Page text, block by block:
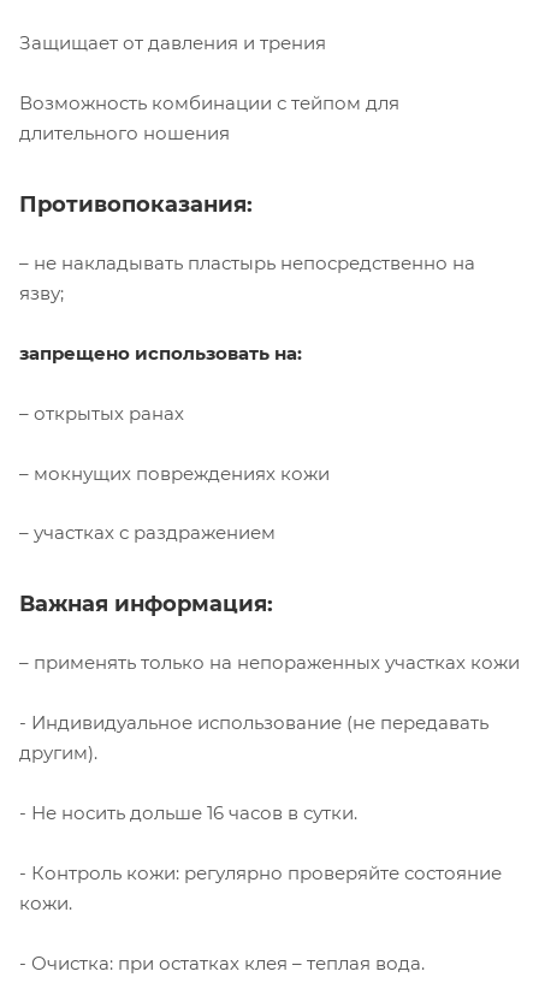
Защищает от давления и трения
Возможность комбинации с тейпом для
длительного ношения
Противопоказания:
– не накладывать пластырь непосредственно на
язву;
запрещено использовать на:
– открытых ранах
– мокнущих повреждениях кожи
– участках с раздражением
Важная информация:
– применять только на непораженных участках кожи
- Индивидуальное использование (не передавать
другим).
- Не носить дольше 16 часов в сутки.
- Контроль кожи: регулярно проверяйте состояние
кожи.
- Очистка: при остатках клея – теплая вода.